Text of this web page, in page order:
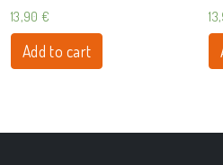
13,90 €
Add to cart